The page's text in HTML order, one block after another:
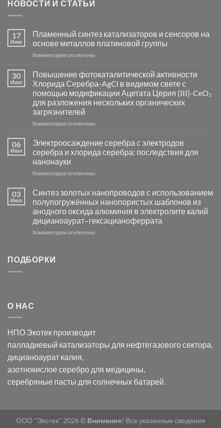
НОВОСТИ И СТАТЬИ
17
Июн
Пламенный синтез катализаторов и сенсоров на
основе металлов платиновой группы
Комментариик
Пламенный
синтез
катализаторов
и
сенсоров
на
основе
группы
отключены
30
Июл
Повышение фотокаталитической активности
Хлорида Серебра-AgCl в видимом свете с
помощью модификации Ацетата Церия (III)-CeO₂
для разложения нескольких органических
загрязнителей
Комментариик
фотокаталитической
активности
Хлорида
Серебра-
в
видимом
свете
с
помощью
модификации
отключены
06
Июл
Электроосаждение серебра с электродов
серебра и хлорида серебра: последствия для
нанонауки
Комментариик
серебра
с
электродов
серебра
и
отключены
03
Июл
Синтез золотых нанопроводов с использованием
полупогружённых нанопористых шаблонов из
анодного оксида алюминия в электролите калий
дицианоаурат–гексацианоферрата
Комментариик
оксида
в
электролите
калий
дицианоаурат–
гексацианоферрата
отключены
ПОДБОРКИ
О НАС
НПО Экотек производит
палладиевый катализаторы для нефтегазового сектора,
дицианоаурат калия,
азотнокислое серебро для медицины,
серебряные пасты для солнечных батарей.
ООО "Экотек" 2026 © Внимание! Все указанные сведения